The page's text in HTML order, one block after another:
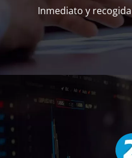
Inmediato y